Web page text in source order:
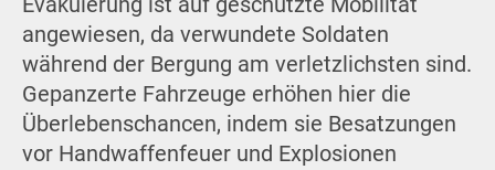
Evakuierung ist auf geschützte Mobilität
angewiesen, da verwundete Soldaten
während der Bergung am verletzlichsten sind.
Gepanzerte Fahrzeuge erhöhen hier die
Überlebenschancen, indem sie Besatzungen
vor Handwaffenfeuer und Explosionen